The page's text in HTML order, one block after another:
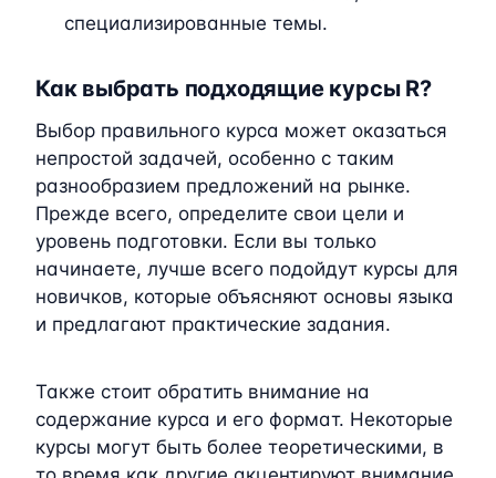
специализированные темы.
Как выбрать подходящие курсы R?
Выбор правильного курса может оказаться
непростой задачей, особенно с таким
разнообразием предложений на рынке.
Прежде всего, определите свои цели и
уровень подготовки. Если вы только
начинаете, лучше всего подойдут курсы для
новичков, которые объясняют основы языка
и предлагают практические задания.
Также стоит обратить внимание на
содержание курса и его формат. Некоторые
курсы могут быть более теоретическими, в